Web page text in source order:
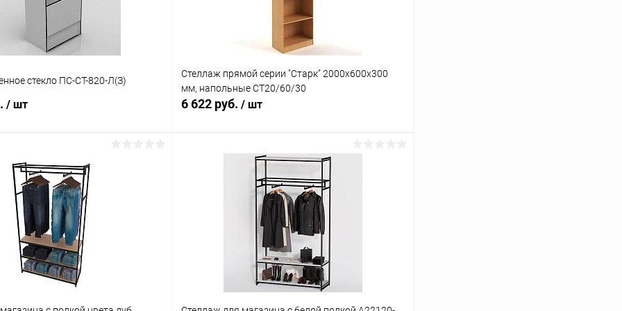
стекло ПС-СТ-820-Л(З)
/ шт
Сравнение
В наличии
Стеллаж прямой серии "Старк" 2000х600х300
мм, напольные СТ20/60/30
6 622 руб. / шт
В корзину
Купить в 1 клик Сравнение
Под заказ